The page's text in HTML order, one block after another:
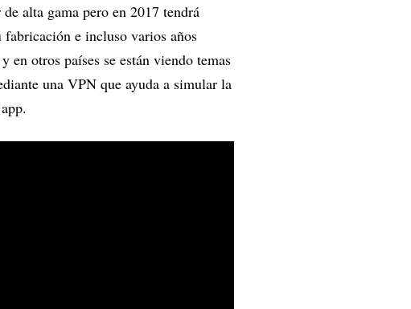
alta gama pero en 2017 tendrá
e incluso varios años
en otros países se están viendo temas
una VPN que ayuda a simular la